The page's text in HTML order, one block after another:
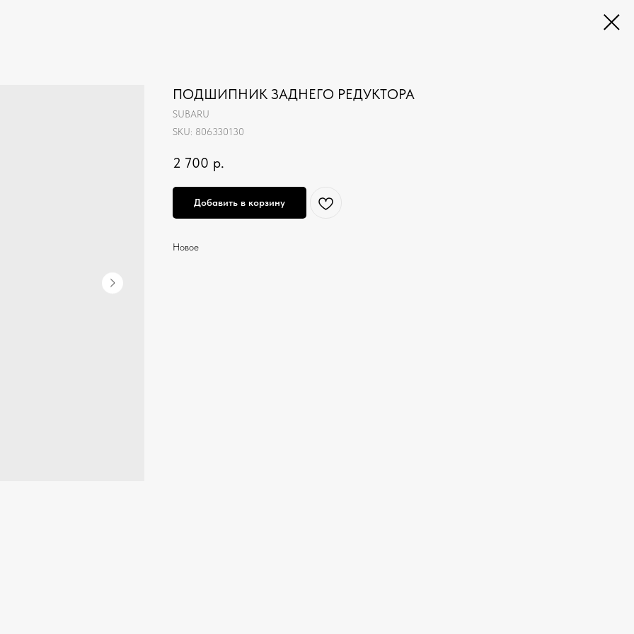
ПОДШИПНИК ЗАДНЕГО РЕДУКТОРА
SUBARU
SKU: 806330130
2 700 р.
Добавить в корзину
Новое